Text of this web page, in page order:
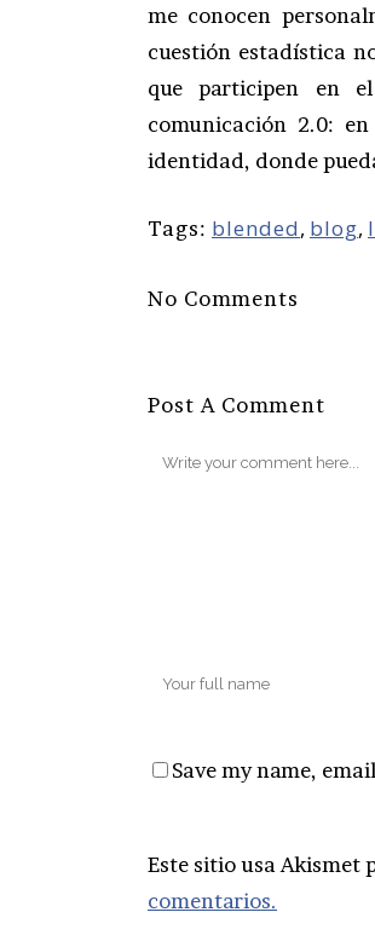
me conocen
cuestión estadística
que participen en
comunicación 2.0:
identidad, donde
Tags: blended, blog,
No Comments
Post A Comment
Save my name,
Este sitio usa Akismet
comentarios.